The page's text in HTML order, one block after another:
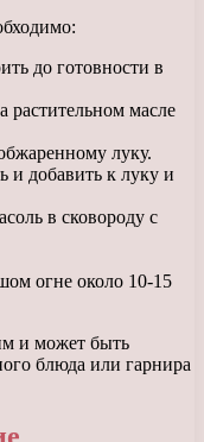
до готовности в
растительном масле
луку.
и добавить к луку и
в сковороду с
огне около 10-15
и может быть
блюда или гарнира